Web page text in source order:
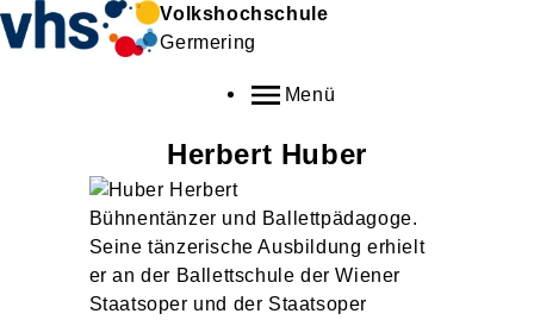
Volkshochschule
Germering
Menü
Herbert Huber
Bühnentänzer und Ballettpädagoge.
Seine tänzerische Ausbildung erhielt
er an der Ballettschule der Wiener
Staatsoper und der Staatsoper